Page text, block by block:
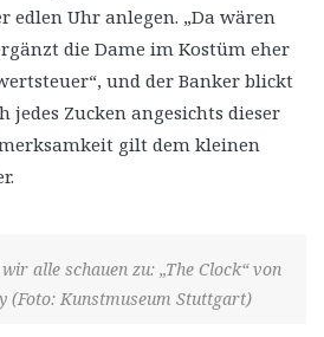
edlen Uhr anlegen. „Da wären
die Dame im Kostüm eher
und der Banker blickt
jedes Zucken angesichts dieser
gilt dem kleinen
alle schauen zu: „The Clock“ von
(Foto: Kunstmuseum Stuttgart)